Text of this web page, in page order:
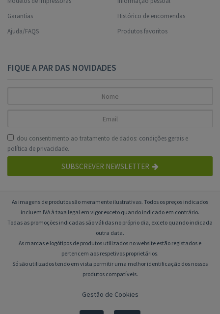
Garantias
Ajuda/FAQS
Histórico de encomendas
Produtos favoritos
FIQUE A PAR DAS NOVIDADES
dou consentimento ao tratamento de dados: condições gerais e
política de privacidade.
SUBSCREVER NEWSLETTER
As imagens de produtos são meramente ilustrativas. Todos os preços indicados
incluem IVA à taxa legal em vigor exceto quando indicado em contrário.
Todas as promoções indicadas são válidas no próprio dia, exceto quando indicada
outra data.
As marcas e logótipos de produtos utilizados no website estão registados e
pertencem aos respetivos proprietários.
Só são utilizados tendo em vista permitir uma melhor identificação dos nossos
produtos compatíveis.
Gestão de Cookies